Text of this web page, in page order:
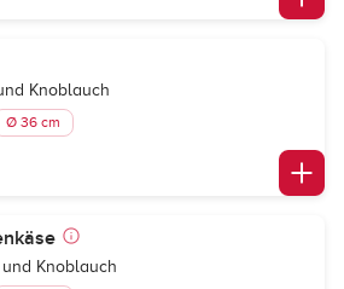
Knoblauch
Ø 36 cm
Knoblauch